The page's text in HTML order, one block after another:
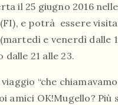
il 25 giugno 2016
e potrà essere
e venerdì dalle
21 alle 23.
“che
amici OK!Mugello? Più